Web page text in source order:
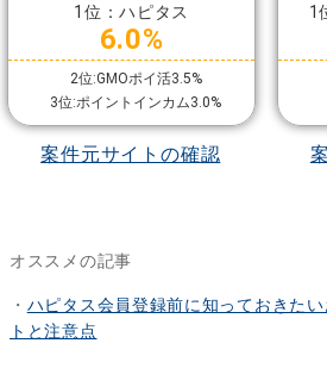
1位：ハピタス
6.0%
2位:GMOポイ活3.5%
3位:ポイントインカム3.0%
案件元サイトの確認
1
オススメの記事
・ ハピタス会員登録前に知っておきた
トと注意点